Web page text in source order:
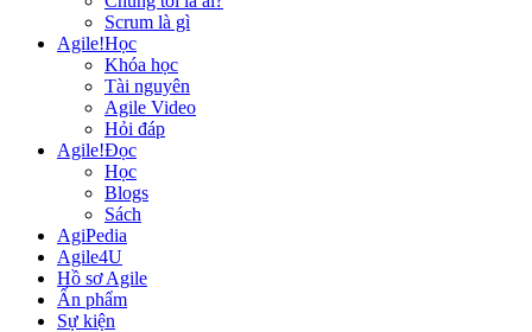
Scrum là gì
Agile!Học
Khóa học
Tài nguyên
Agile Video
Hỏi đáp
Agile!Đọc
Học
Blogs
Sách
AgiPedia
Agile4U
Hồ sơ Agile
Ấn phẩm
Sự kiện